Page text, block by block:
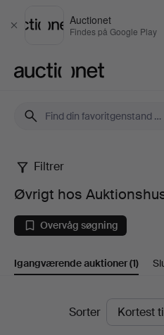
Luk
Auctionet
Findes på Google Play
Øvrigt
hos
Auktionshuset
STO
Bohuslän
Filtrer
Øvrigt hos
Overvåg søgning
Igangværende auktioner(1)
Igangværende
Sorter